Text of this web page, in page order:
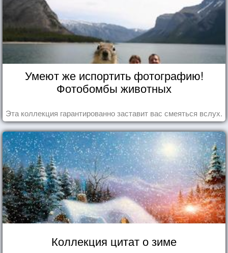
Умеют же испортить фотографию!
Фотобомбы животных
Эта коллекция гарантированно заставит вас смеяться вслух.
Коллекция цитат о зиме